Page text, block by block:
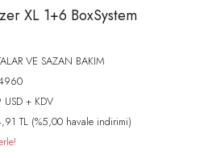
XL 1+6 BoxSystem
VE SAZAN BAKIM
+ KDV
TL (%5,00 havale indirimi)